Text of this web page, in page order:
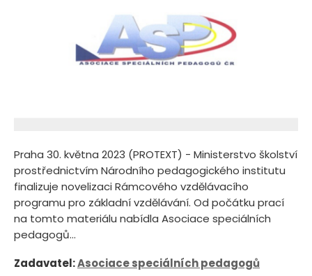
Praha 30. května 2023 (PROTEXT) - Ministerstvo školství
prostřednictvím Národního pedagogického institutu
finalizuje novelizaci Rámcového vzdělávacího
programu pro základní vzdělávání. Od počátku prací
na tomto materiálu nabídla Asociace speciálních
pedagogů...
Zadavatel:Asociace speciálních pedagogů